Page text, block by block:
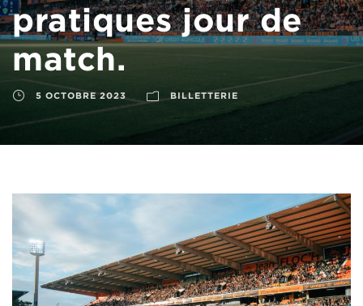
pratiques jour de
match.
5 OCTOBRE 2023 BILLETTERIE